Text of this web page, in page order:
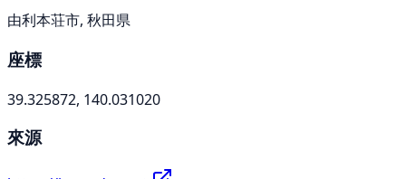
由利本荘市, 秋田県
座標
39.325872, 140.031020
來源